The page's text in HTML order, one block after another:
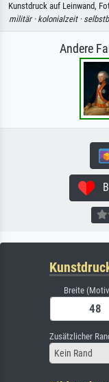
Kunstdruck auf Leinwand,
militär · kolonialzeit ·
Andere
Breite
Zusätzlicher
Kein Rand